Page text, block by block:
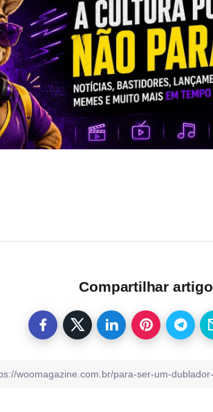
Compartilhar artigo